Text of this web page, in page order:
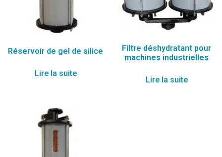
Réservoir de gel de silice
Lire la suite
Filtre déshydratant pour
machines industrielles
Lire la suite